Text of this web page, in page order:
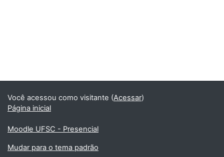
Você acessou como visitante (Acessar)
Página inicial
Moodle UFSC - Presencial
Mudar para o tema padrão